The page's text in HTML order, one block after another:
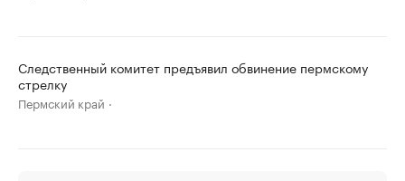
Следственный комитет предъявил обвинение пермскому
стрелку
Пермский край